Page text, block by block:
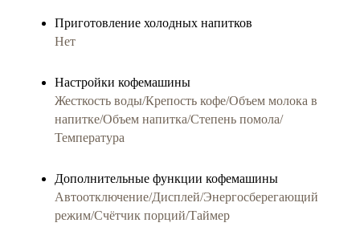
Приготовление холодных напитков
Нет
Настройки кофемашины
Жесткость воды/Крепость кофе/Объем молока в
напитке/Объем напитка/Степень помола/
Температура
Дополнительные функции кофемашины
Автоотключение/Дисплей/Энергосберегающий
режим/Счётчик порций/Таймер